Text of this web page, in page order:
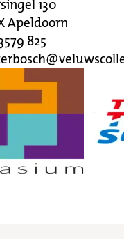
130
Apeldoorn
825